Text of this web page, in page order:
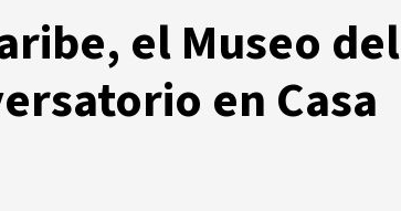
el Museo del
en Casa